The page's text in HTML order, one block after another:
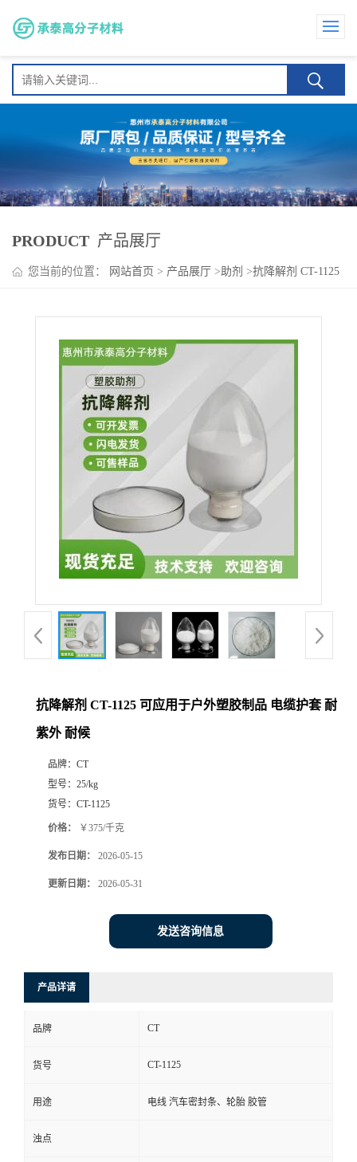
PRODUCT 产品展厅
您当前的位置： 网站首页 > 产品展厅 >助剂 >抗降解剂 CT-1125
抗降解剂 CT-1125 可应用于户外塑胶制品 电缆护套 耐
紫外 耐候
品牌： CT
型号： 25/kg
货号： CT-1125
价格： ￥375/千克
发布日期： 2026-05-15
更新日期： 2026-05-31
发送咨询信息
产品详请
品牌 CT
货号 CT-1125
用途 电线 汽车密封条、轮胎 胶管
浊点